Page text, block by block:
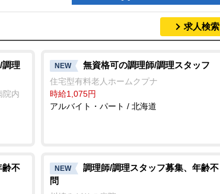
求人検索
調理
院内
NEW 無資格可の調理師/調理スタッフ
住宅型有料老人ホームクプナ
時給1,075円
アルバイト・パート / 北海道
齢不 NEW
調理師/調理スタッフ募集、年齢不
問